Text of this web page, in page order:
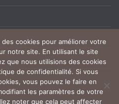
cookies pour améliorer votre
notre site. En utilisant le site
que nous utilisions des cookies
de confidentialité. Si vous
vous pouvez le faire en
les paramètres de votre
noter que cela peut affecter